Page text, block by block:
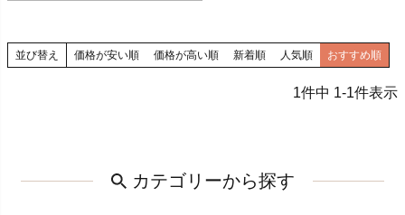
並び替え 価格が安い順 価格が高い順 新着順 人気順 おすすめ順
1件中 1-1件表示
カテゴリーから探す